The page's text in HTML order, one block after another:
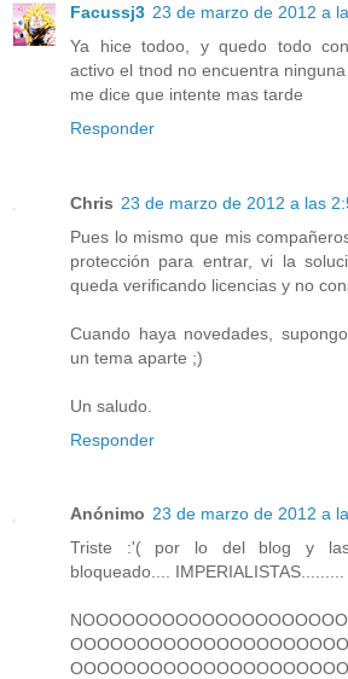
Facussj3 23 de marzo de 2012 a
Ya hice todoo, y quedo todo
activo el tnod no encuentra
me dice que intente mas tarde
Responder
Chris 23 de marzo de 2012 a las
Pues lo mismo que mis
protección para entrar, vi la
queda verificando licencias y no
Cuando haya novedades,
un tema aparte ;)
Un saludo.
Responder
Anónimo 23 de marzo de 2012 a
Triste :'( por lo del blog y las
bloqueado.... IMPERIALISTAS.........